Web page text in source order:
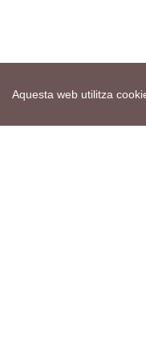
Aquesta web utilitza